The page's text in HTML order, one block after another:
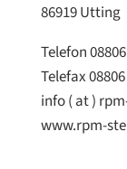
86919 Utting
Telefon
Telefax
info ( at )
www.rpm-